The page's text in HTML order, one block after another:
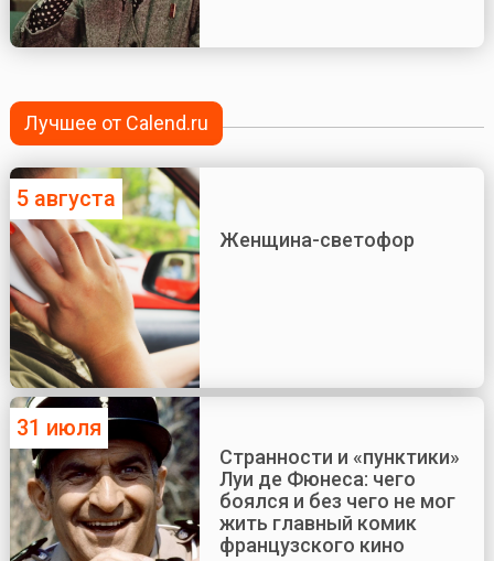
Лучшее от Calend.ru
5 августа
Женщина-светофор
31 июля
Странности и «пунктики»
Луи де Фюнеса: чего
боялся и без чего не мог
жить главный комик
французского кино